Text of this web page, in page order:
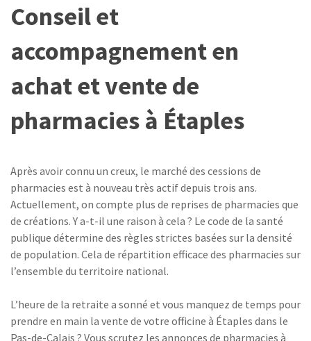
Conseil et
accompagnement en
achat et vente de
pharmacies à Étaples
Après avoir connu un creux, le marché des cessions de
pharmacies est à nouveau très actif depuis trois ans.
Actuellement, on compte plus de reprises de pharmacies que
de créations. Y a-t-il une raison à cela ? Le code de la santé
publique détermine des règles strictes basées sur la densité
de population. Cela de répartition efficace des pharmacies sur
l’ensemble du territoire national.
L’heure de la retraite a sonné et vous manquez de temps pour
prendre en main la vente de votre officine à Étaples dans le
Pas-de-Calais ? Vous scrutez les annonces de pharmacies à